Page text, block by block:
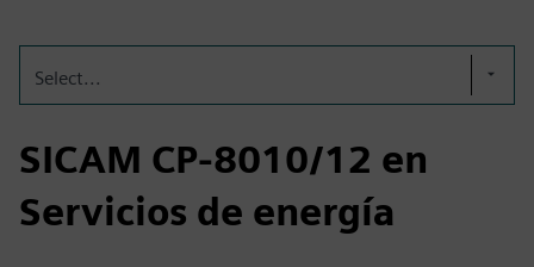
Select...
SICAM CP-8010/12 en
Servicios de energía